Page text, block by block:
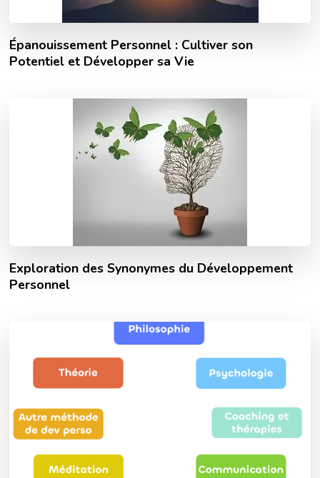
Épanouissement Personnel : Cultiver son
Potentiel et Développer sa Vie
Exploration des Synonymes du Développement
Personnel